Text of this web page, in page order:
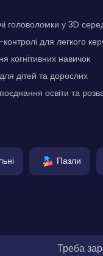
головоломки у 3D
для легкого
когнітивних навичок
дітей та дорослих
освіти та
Пазли
Треба